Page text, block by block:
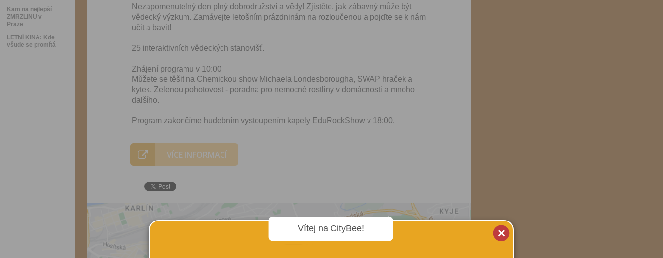
Kam na nejlepší
ZMRZLINU v
Praze
LETNÍ KINA: Kde
všude se promítá
Nezapomenutelný den plný dobrodružství a vědy! Zjistěte, jak zábavný může být
vědecký výzkum. Zamávejte letošním prázdninám na rozloučenou a pojďte se k nám
učit a bavit!
25 interaktivních vědeckých stanovišť.
Zhájení programu v 10:00
Můžete se těšit na Chemickou show Michaela Londesborougha, SWAP hraček a
kytek, Zelenou pohotovost - poradna pro nemocné rostliny v domácnosti a mnoho
dalšího.
Program zakončíme hudebním vystoupením kapely EduRockShow v 18:00.
VÍCE INFORMACÍ
Vítej na CityBee!